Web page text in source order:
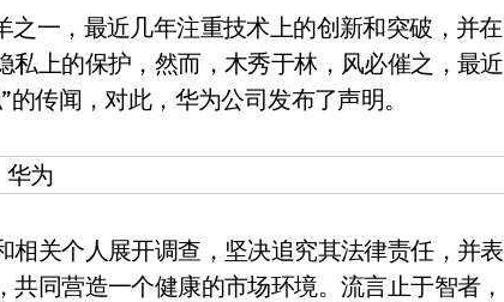
上的保护，然而，木秀于林，风必催之，最近
传闻，对此，华为公司发布了声明。
关个人展开调查，坚决追究其法律责任，并表
同营造一个健康的市场环境。流言止于智者，